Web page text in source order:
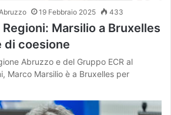
19 Febbraio 2025 433
Marsilio a Bruxelles
di coesione
Abruzzo e del Gruppo ECR al
Marco Marsilio è a Bruxelles per